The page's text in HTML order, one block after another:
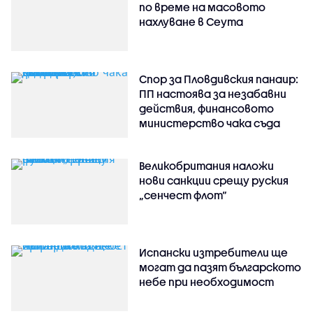
по време на масовото
нахлуване в Сеута
Спор за Пловдивския панаир:
ПП настоява за незабавни
действия, финансовото
министерство чака съда
Великобритания наложи
нови санкции срещу руския
„сенчест флот“
Испански изтребители ще
могат да пазят българското
небе при необходимост